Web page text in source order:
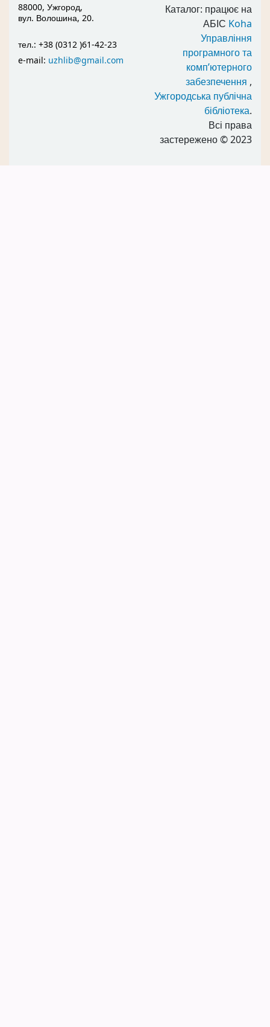
88000, Ужгород,
вул. Волошина, 20.
тел.: +38 (0312 )61-42-23
e-mail: uzhlib@gmail.com
Каталог: працює на
АБІС Koha
Управління
програмного та
комп’ютерного
забезпечення ,
Ужгородська публічна
бібліотека.
Всі права
застережено© 2023